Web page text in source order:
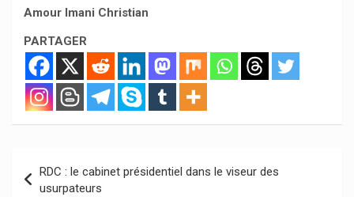
Amour Imani Christian
PARTAGER
de
RDC : le cabinet présidentiel dans le viseur des
usurpateurs